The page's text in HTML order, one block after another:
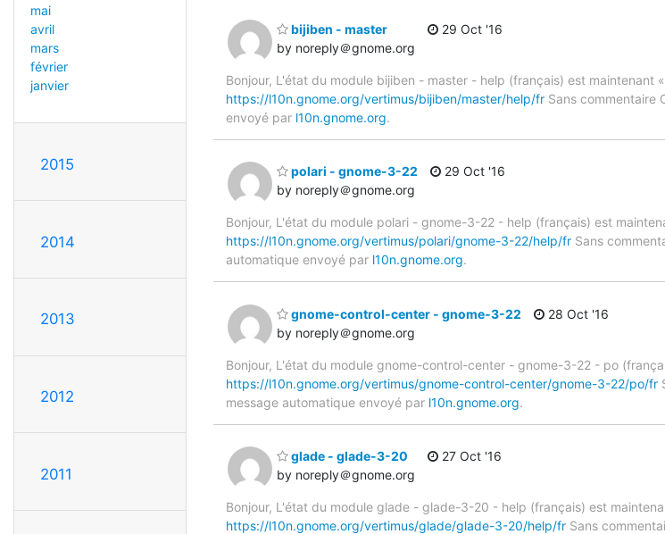
mai
avril
mars
février
janvier
2015
2014
2013
2012
2011
bijiben - master
by noreply＠gnome.org
29 Oct '16
Bonjour, L'état du module bijiben - master - help (français) est maintenant
https://l10n.gnome.org/vertimus/bijiben/master/help/fr Sans commentaire
envoyé par l10n.gnome.org.
polari - gnome-3-22
by noreply＠gnome.org
29 Oct '16
Bonjour, L'état du module polari - gnome-3-22 - help (français) est
https://l10n.gnome.org/vertimus/polari/gnome-3-22/help/fr Sans
automatique envoyé par l10n.gnome.org.
gnome-control-center - gnome-3-22
by noreply＠gnome.org
28 Oct '16
Bonjour, L'état du module gnome-control-center - gnome-3-22 - po
https://l10n.gnome.org/vertimus/gnome-control-center/gnome-3-22/po/fr
message automatique envoyé par l10n.gnome.org.
glade - glade-3-20
by noreply＠gnome.org
27 Oct '16
Bonjour, L'état du module glade - glade-3-20 - help (français) est
https://l10n.gnome.org/vertimus/glade/glade-3-20/help/fr Sans